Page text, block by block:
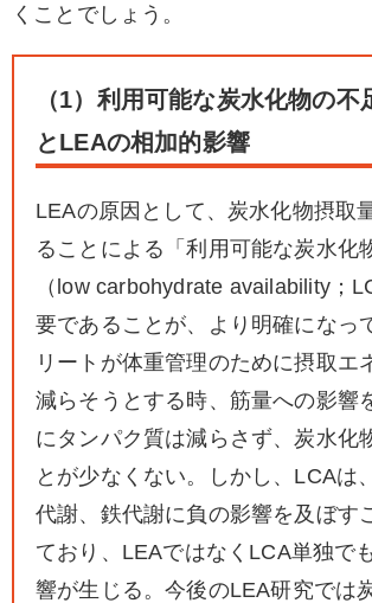
くことでしょう。
（1）利用可能な炭水化物の不
とLEAの相加的影響
LEAの原因として、炭水化物摂取
ることによる「利用可能な炭水化
（low carbohydrate availability；
要であることが、より明確になっ
リートが体重管理のために摂取エ
減らそうとする時、筋量への影響
にタンパク質は減らさず、炭水化
とが少なくない。しかし、LCAは
代謝、鉄代謝に負の影響を及ぼす
ており、LEAではなくLCA単独で
響が生じる。今後のLEA研究では